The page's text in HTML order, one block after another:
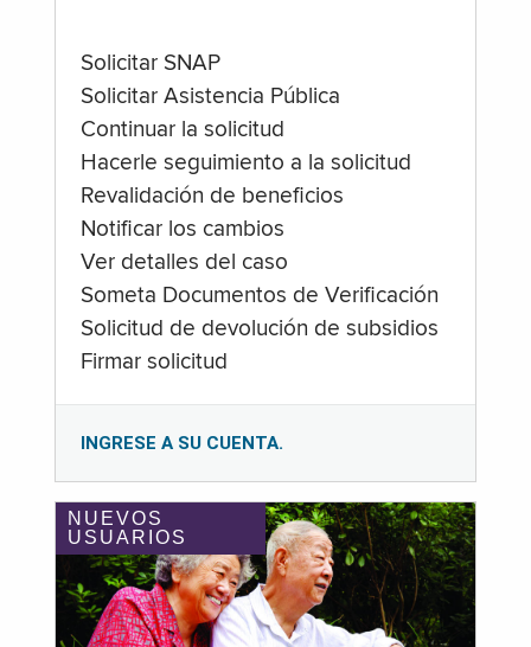
Solicitar SNAP
Solicitar Asistencia Pública
Continuar la solicitud
Hacerle seguimiento a la solicitud
Revalidación de beneficios
Notificar los cambios
Ver detalles del caso
Someta Documentos de Verificación
Solicitud de devolución de subsidios
Firmar solicitud
INGRESE A SU CUENTA.
NUEVOS
USUARIOS